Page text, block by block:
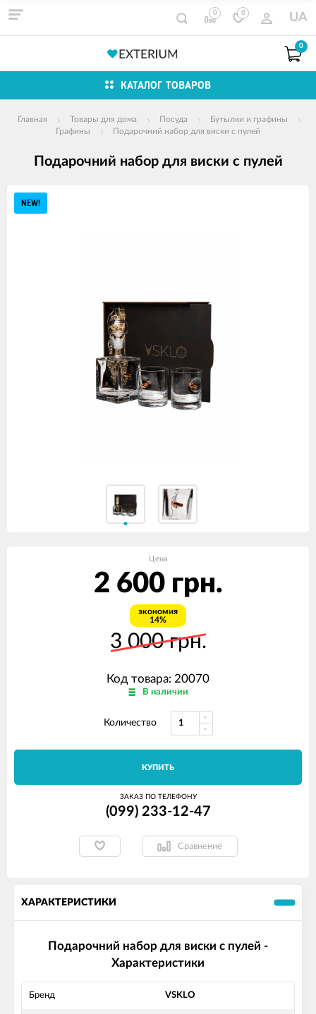
0 0 UA
0
КАТАЛОГ ТОВАРОВ
Главная Товары для дома Посуда
Бутылки и графины
Графины
Подарочний набор для виски с пулей
Подарочний набор для виски с пулей
Изображения
товаров
NEW!
Цена
2 600 грн.
экономия
14%
3 000 грн.
Код товара: 20070
В наличии
Количество
КУПИТЬ
ЗАКАЗ ПО ТЕЛЕФОНУ
(099) 233-12-47
Сравнение
ХАРАКТЕРИСТИКИ
Подарочний набор для виски с пулей -
Характеристики
Бренд VSKLO